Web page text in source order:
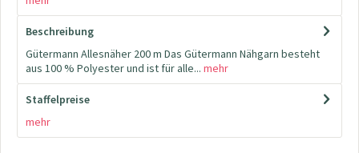
Beschreibung
Gütermann Allesnäher 200 m Das Gütermann Nähgarn besteht
aus 100 % Polyester und ist für alle... mehr
Staffelpreise
mehr